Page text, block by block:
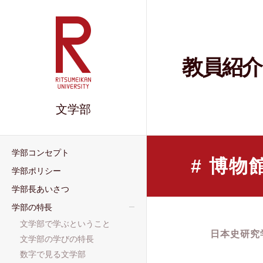
文学部
学部コンセプト
学部ポリシー
学部⻑あいさつ
学部の特⻑
⽂学部で学ぶということ
⽂学部の学びの特長
数字で⾒る⽂学部
教員紹介
博物
日本史研究